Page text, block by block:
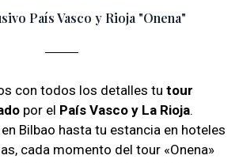
País Vasco y Rioja "Onena"
con todos los detalles tu tour
por el País Vasco y La Rioja.
Bilbao hasta tu estancia en hoteles
cada momento del tour «Onena»